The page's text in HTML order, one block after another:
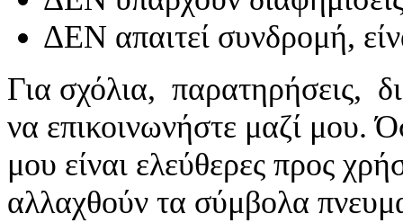
ΔΕΝ απαιτεί συνδρομή,
Για σχόλια, παρατηρήσεις,
να επικοινωνήστε μαζί μου.
μου είναι ελεύθερες προς
αλλαχθούν τα σύμβολα